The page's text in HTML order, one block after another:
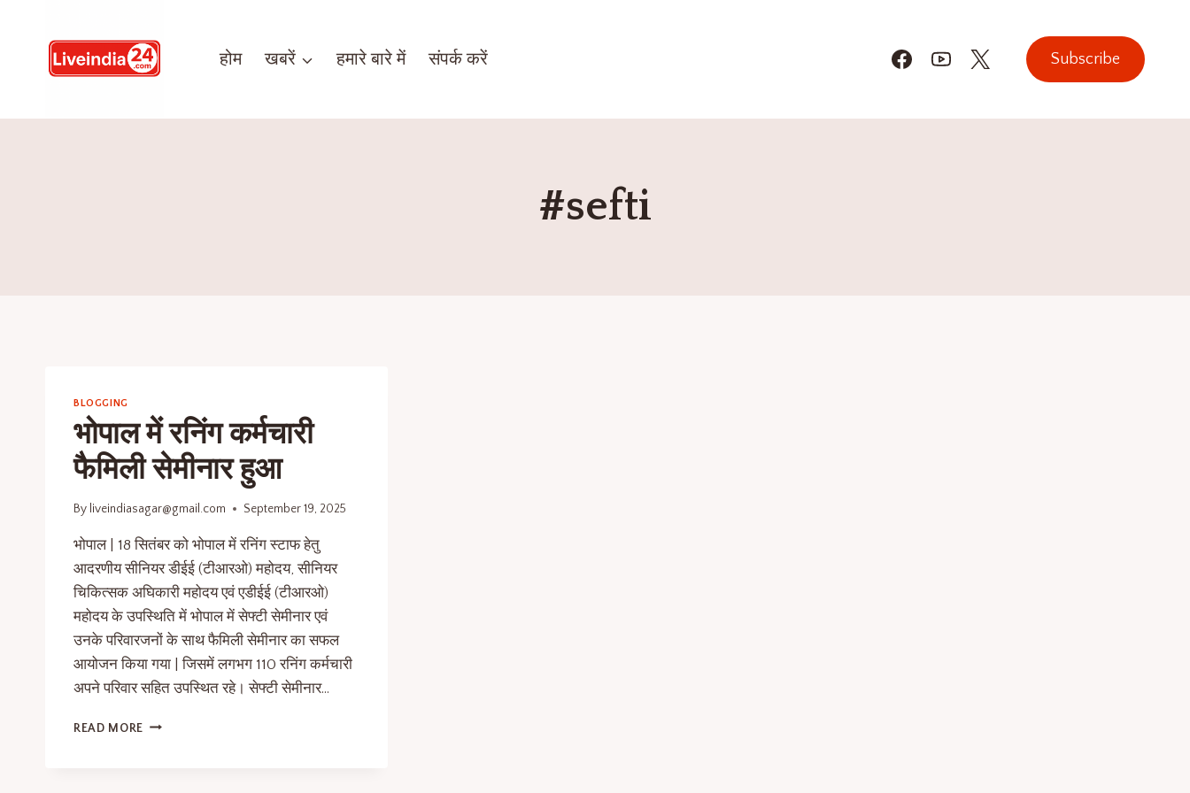
होम खबरें हमारे बारे में संपर्क करें Subscribe
#sefti
BLOGGING
भोपाल में रनिंग कर्मचारी
फैमिली सेमीनार हुआ
By liveindiasagar@gmail.com September 19, 2025
भोपाल | 18 सितंबर को भोपाल में रनिंग स्टाफ हेतु
आदरणीय सीनियर डीईई (टीआरओ) महोदय, सीनियर
चिकित्सक अघिकारी महोदय एवं एडीईई (टीआरओ)
महोदय के उपस्थिति में भोपाल में सेफ्टी सेमीनार एवं
उनके परिवारजनों के साथ फैमिली सेमीनार का सफल
आयोजन किया गया | जिसमें लगभग 110 रनिंग कर्मचारी
अपने परिवार सहित उपस्थित रहे। सेफ्टी सेमीनार…
READ MORE